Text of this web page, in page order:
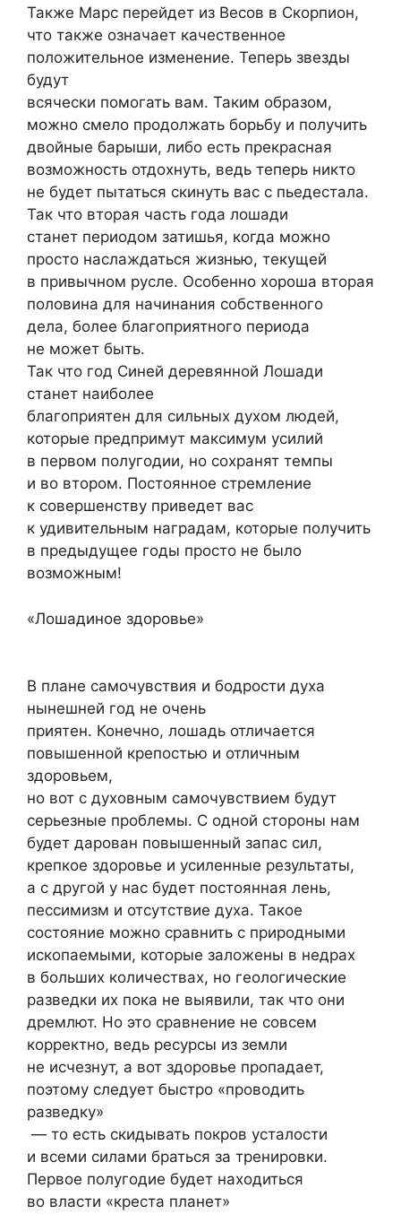
Также Марс перейдет из Весов в Скорпион,
что также означает качественное
положительное изменение. Теперь звезды
будут
всячески помогать вам. Таким образом,
можно смело продолжать борьбу и получить
двойные барыши, либо есть прекрасная
возможность отдохнуть, ведь теперь никто
не будет пытаться скинуть вас с пьедестала.
Так что вторая часть года лошади
станет периодом затишья, когда можно
просто наслаждаться жизнью, текущей
в привычном русле. Особенно хороша вторая
половина для начинания собственного
дела, более благоприятного периода
не может быть.
Так что год Синей деревянной Лошади
станет наиболее
благоприятен для сильных духом людей,
которые предпримут максимум усилий
в первом полугодии, но сохранят темпы
и во втором. Постоянное стремление
к совершенству приведет вас
к удивительным наградам, которые получить
в предыдущее годы просто не было
возможным!
«Лошадиное здоровье»
В плане самочувствия и бодрости духа
нынешней год не очень
приятен. Конечно, лошадь отличается
повышенной крепостью и отличным
здоровьем,
но вот с духовным самочувствием будут
серьезные проблемы. С одной стороны нам
будет дарован повышенный запас сил,
крепкое здоровье и усиленные результаты,
а с другой у нас будет постоянная лень,
пессимизм и отсутствие духа. Такое
состояние можно сравнить с природными
ископаемыми, которые заложены в недрах
в больших количествах, но геологические
разведки их пока не выявили, так что они
дремлют. Но это сравнение не совсем
корректно, ведь ресурсы из земли
не исчезнут, а вот здоровье пропадает,
поэтому следует быстро «проводить
разведку»
— то есть скидывать покров усталости
и всеми силами браться за тренировки.
Первое полугодие будет находиться
во власти «креста планет»